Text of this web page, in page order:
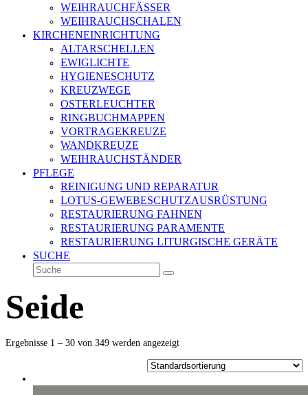
WEIHRAUCHFÄSSER
WEIHRAUCHSCHALEN
KIRCHENEINRICHTUNG
ALTARSCHELLEN
EWIGLICHTE
HYGIENESCHUTZ
KREUZWEGE
OSTERLEUCHTER
RINGBUCHMAPPEN
VORTRAGEKREUZE
WANDKREUZE
WEIHRAUCHSTÄNDER
PFLEGE
REINIGUNG UND REPARATUR
LOTUS-GEWEBESCHUTZAUSRÜSTUNG
RESTAURIERUNG FAHNEN
RESTAURIERUNG PARAMENTE
RESTAURIERUNG LITURGISCHE GERÄTE
SUCHE
Suche
Senden
Seide
Ergebnisse 1 – 30 von 349 werden angezeigt